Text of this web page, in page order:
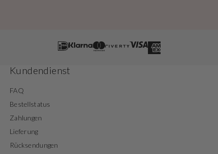
Kundendienst
FAQ
Bestellstatus
Zahlungen
Lieferung
Rücksendungen